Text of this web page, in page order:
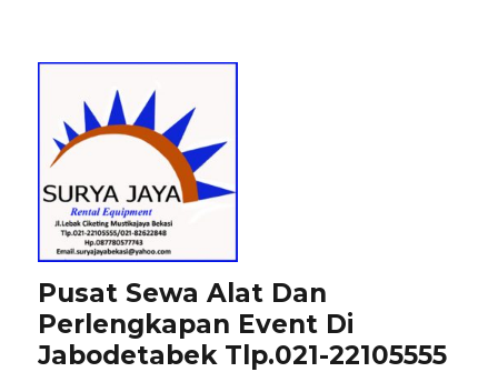
Pusat Sewa Alat Dan
Perlengkapan Event Di
Jabodetabek Tlp.021-22105555